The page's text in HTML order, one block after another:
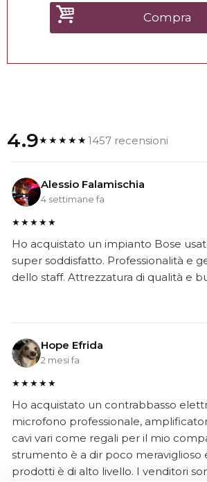
Compra
4.9★★★★★1457 recensioni
Alessio Falamischia
4 settimane fa
★★★★★
Ho acquistato un impianto Bose
super soddisfatto. Professionalità e
dello staff. Attrezzatura di qualità e
Hope Efrida
2 mesi fa
★★★★★
Ho acquistato un contrabbasso
microfono professionale,
cavi vari come regali per il mio
strumento è a dir poco meraviglioso
prodotti è di alto livello. I venditori